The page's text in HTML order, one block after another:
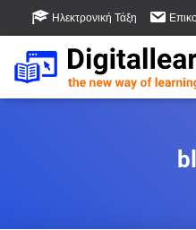
Ηλεκτρονική Τάξη